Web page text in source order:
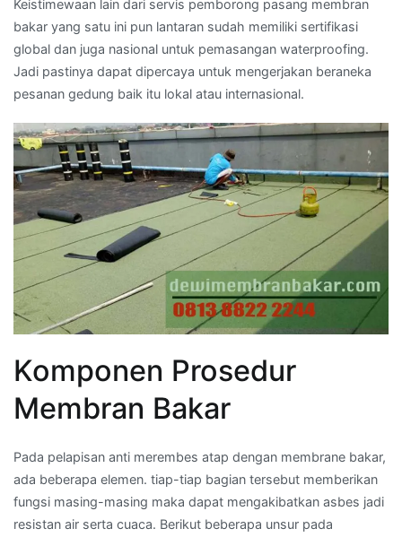
Keistimewaan lain dari servis pemborong pasang membran
bakar yang satu ini pun lantaran sudah memiliki sertifikasi
global dan juga nasional untuk pemasangan waterproofing.
Jadi pastinya dapat dipercaya untuk mengerjakan beraneka
pesanan gedung baik itu lokal atau internasional.
Komponen Prosedur
Membran Bakar
Pada pelapisan anti merembes atap dengan membrane bakar,
ada beberapa elemen. tiap-tiap bagian tersebut memberikan
fungsi masing-masing maka dapat mengakibatkan asbes jadi
resistan air serta cuaca. Berikut beberapa unsur pada